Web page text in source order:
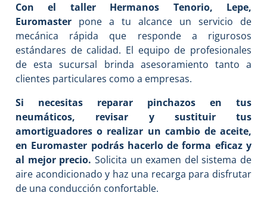
Con el taller Hermanos Tenorio, Lepe,
Euromaster pone a tu alcance un servicio de
mecánica rápida que responde a rigurosos
estándares de calidad. El equipo de profesionales
de esta sucursal brinda asesoramiento tanto a
clientes particulares como a empresas.
Si necesitas reparar pinchazos en tus
neumáticos, revisar y sustituir tus
amortiguadores o realizar un cambio de aceite,
en Euromaster podrás hacerlo de forma eficaz y
al mejor precio. Solicita un examen del sistema de
aire acondicionado y haz una recarga para disfrutar
de una conducción confortable.